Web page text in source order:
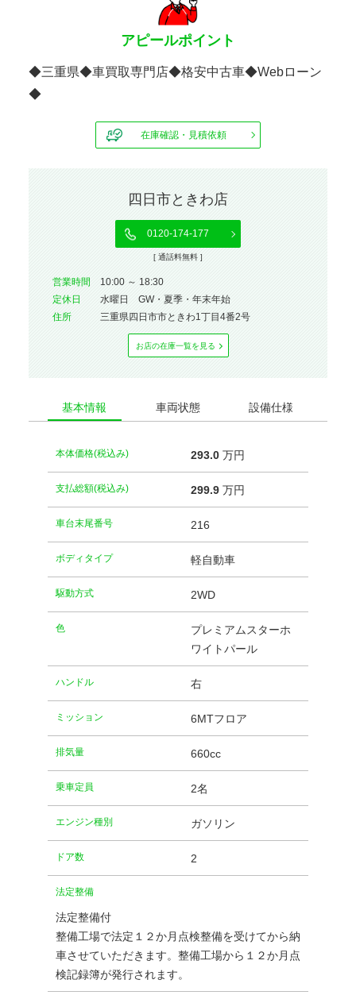
アピールポイント
◆三重県◆車買取専門店◆格安中古車◆Webローン
◆
在庫確認・見積依頼
四日市ときわ店
0120-174-177
[ 通話料無料 ]
営業時間
10:00 ～ 18:30
定休⽇
水曜日 GW・夏季・年末年始
住所
三重県四日市市ときわ1丁目4番2号
お店の在庫⼀覧を⾒る
基本情報 車両状態 設備仕様
本体価格(税込み) 293.0万円
支払総額(税込み) 299.9万円
車台末尾番号 216
ボディタイプ 軽自動車
駆動方式 2WD
⾊
プレミアムスターホ
ワイトパール
ハンドル 右
ミッション 6MTフロア
排気量 660cc
乗車定員 2名
エンジン種別 ガソリン
ドア数 2
法定整備
法定整備付
整備工場で法定１２か月点検整備を受けてから納
車させていただきます。整備工場から１２か月点
検記録簿が発行されます。